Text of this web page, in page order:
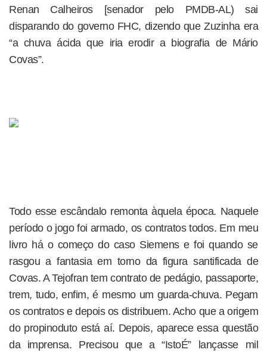
Renan Calheiros [senador pelo PMDB-AL) sai
disparando do governo FHC, dizendo que Zuzinha era
“a chuva ácida que iria erodir a biografia de Mário
Covas”.
Todo esse escândalo remonta àquela época. Naquele
período o jogo foi armado, os contratos todos. Em meu
livro há o começo do caso Siemens e foi quando se
rasgou a fantasia em torno da figura santificada de
Covas. A Tejofran tem contrato de pedágio, passaporte,
trem, tudo, enfim, é mesmo um guarda-chuva. Pegam
os contratos e depois os distribuem. Acho que a origem
do propinoduto está aí. Depois, aparece essa questão
da imprensa. Precisou que a “IstoÉ” lançasse mil